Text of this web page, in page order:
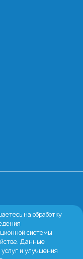
ВОДЯНАЯ
г.
на обработку
системы
Данные
и улучшения